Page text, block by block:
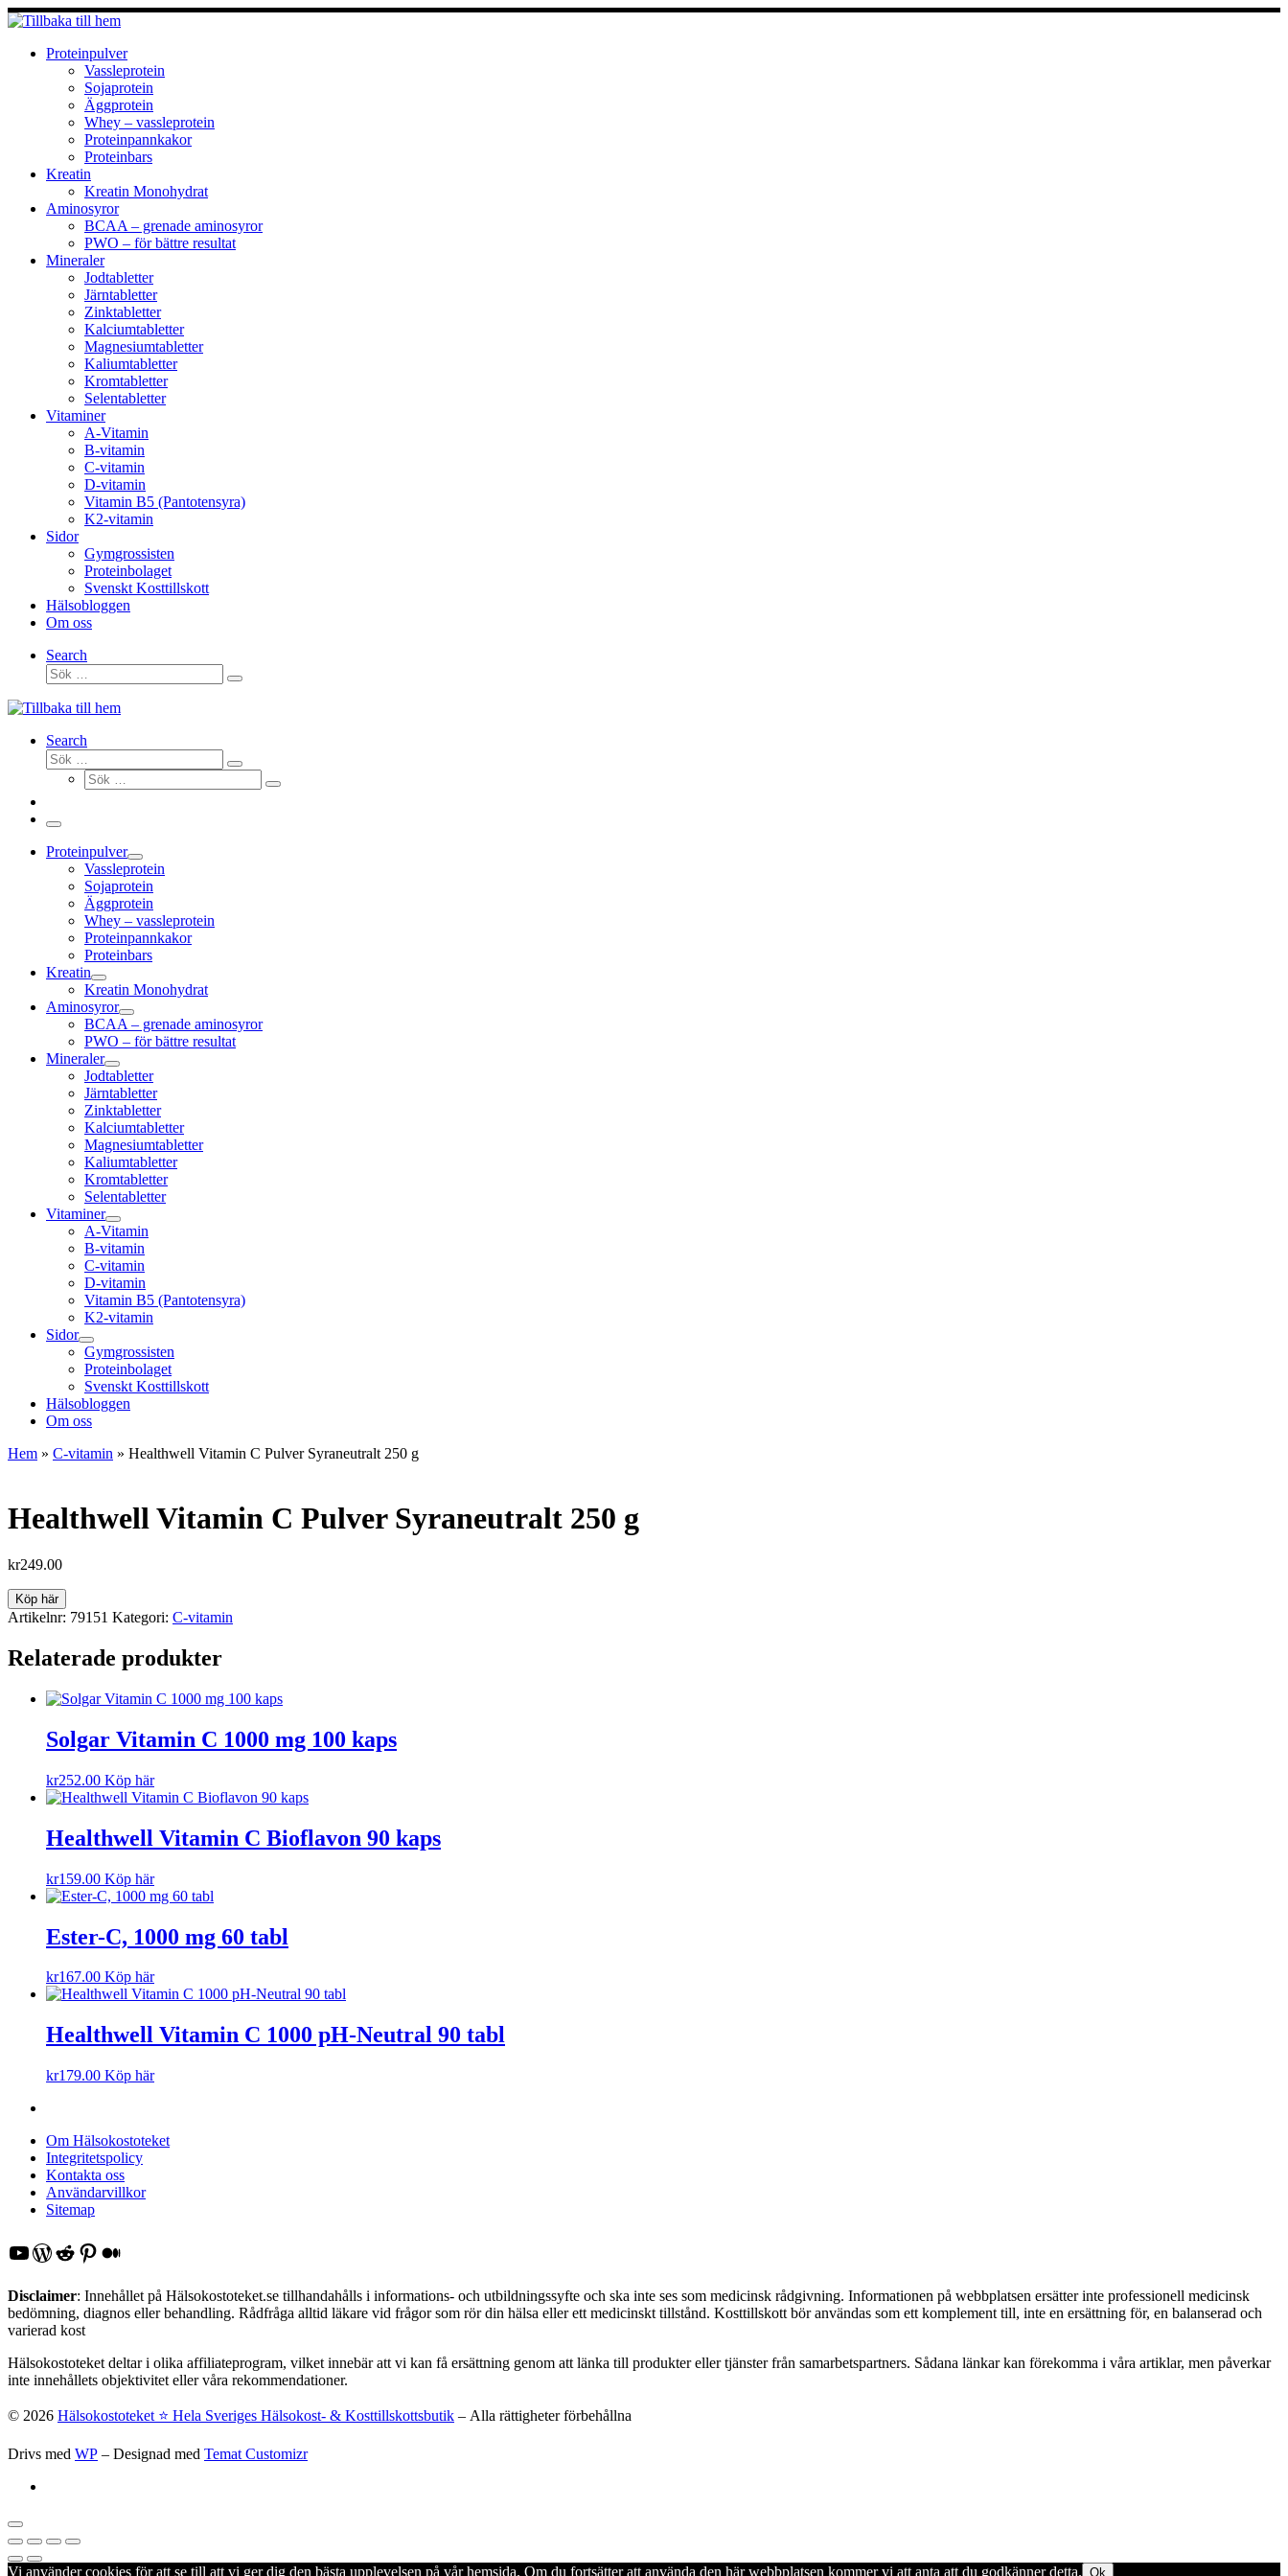
Hoppa
till
innehållProteinpulver
Vassleprotein
Sojaprotein
Äggprotein
Whey – vassleprotein
Proteinpannkakor
Proteinbars
Kreatin
Kreatin Monohydrat
Aminosyror
BCAA – grenade aminosyror
PWO – för bättre resultat
Mineraler
Jodtabletter
Järntabletter
Zinktabletter
Kalciumtabletter
Magnesiumtabletter
Kaliumtabletter
Kromtabletter
Selentabletter
Vitaminer
A-Vitamin
B-vitamin
C-vitamin
D-vitamin
Vitamin B5 (Pantotensyra)
K2-vitamin
Sidor
Gymgrossisten
Proteinbolaget
Svenskt Kosttillskott
Hälsobloggen
Om oss
Search
Sök
Sök
Search
Sök
Sök
Sök
Sök
Meny
Proteinpulver
Vassleprotein
Sojaprotein
Äggprotein
Whey – vassleprotein
Proteinpannkakor
Proteinbars
Kreatin
Kreatin Monohydrat
Aminosyror
BCAA – grenade aminosyror
PWO – för bättre resultat
Mineraler
Jodtabletter
Järntabletter
Zinktabletter
Kalciumtabletter
Magnesiumtabletter
Kaliumtabletter
Kromtabletter
Selentabletter
Vitaminer
A-Vitamin
B-vitamin
C-vitamin
D-vitamin
Vitamin B5 (Pantotensyra)
K2-vitamin
Sidor
Gymgrossisten
Proteinbolaget
Svenskt Kosttillskott
Hälsobloggen
Om oss
Hem » C-vitamin » Healthwell Vitamin C Pulver Syraneutralt 250 g
Healthwell Vitamin C Pulver Syraneutralt 250 g
kr249.00
Köp här
Artikelnr: 79151 Kategori: C-vitamin
Relaterade produkter
Solgar Vitamin C 1000 mg 100 kaps
kr252.00 Köp här
Healthwell Vitamin C Bioflavon 90 kaps
kr159.00 Köp här
Ester-C, 1000 mg 60 tabl
kr167.00 Köp här
Healthwell Vitamin C 1000 pH-Neutral 90 tabl
kr179.00 Köp här
Om Hälsokostoteket
Integritetspolicy
Kontakta oss
Användarvillkor
Sitemap
YouTube
WordPress
Reddit
Pinterest
Medium
Disclaimer: Innehållet på Hälsokostoteket.se tillhandahålls i informations- och utbildningssyfte och ska inte ses som medicinsk rådgivning. Informationen på webbplatsen ersätter inte professionell medicinsk
bedömning, diagnos eller behandling. Rådfråga alltid läkare vid frågor som rör din hälsa eller ett medicinskt tillstånd. Kosttillskott bör användas som ett komplement till, inte en ersättning för, en balanserad och
varierad kost
Hälsokostoteket deltar i olika affiliateprogram, vilket innebär att vi kan få ersättning genom att länka till produkter eller tjänster från samarbetspartners. Sådana länkar kan förekomma i våra artiklar, men påverkar
inte innehållets objektivitet eller våra rekommendationer.
© 2026 Hälsokostoteket ⭐️ Hela Sveriges Hälsokost- & Kosttillskottsbutik – Alla rättigheter förbehållna
Drivs med WP – Designad med Temat Customizr
Vi använder cookies för att se till att vi ger dig den bästa upplevelsen på vår hemsida. Om du fortsätter att använda den här webbplatsen kommer vi att anta att du godkänner detta. Ok